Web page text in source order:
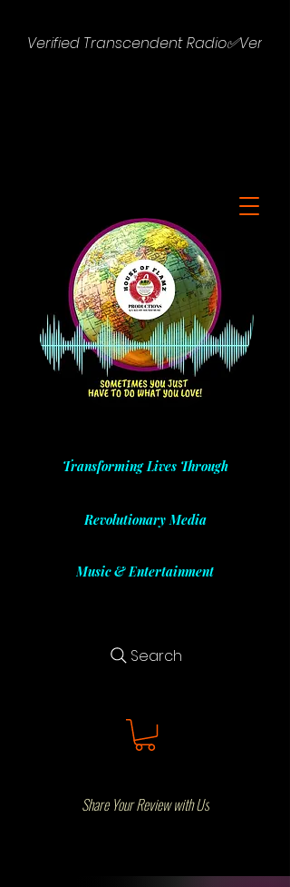
Verified Transcendent Radio✅
Transforming Lives Through
Revolutionary Media
Music & Entertainment
Search
Share Your Review with Us